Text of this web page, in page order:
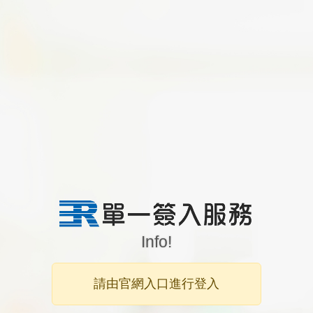
Info!
請由官網入口進行登入